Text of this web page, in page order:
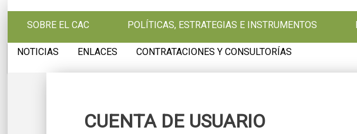
SOBRE EL CAC
POLÍTICAS, ESTRATEGIAS E INSTRUMENTOS
NOTICIAS ENLACES CONTRATACIONES Y CONSULTORÍAS
CUENTA DE USUARIO